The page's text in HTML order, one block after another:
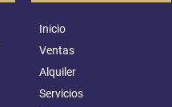
Inicio
Ventas
Alquiler
Servicios